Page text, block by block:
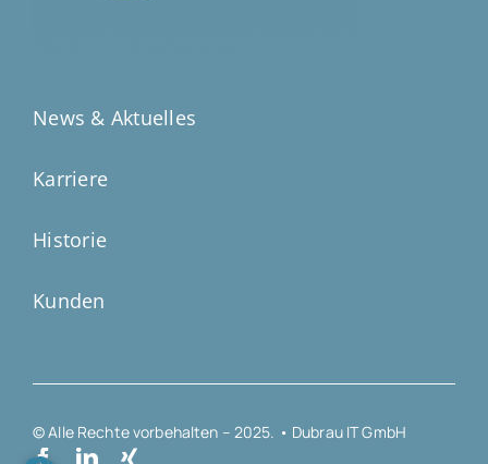
News & Aktuelles
Karriere
Historie
Kunden
© Alle Rechte vorbehalten – 2025. • Dubrau IT GmbH